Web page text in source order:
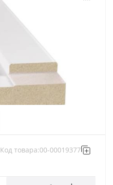
Код товара:00-00019377